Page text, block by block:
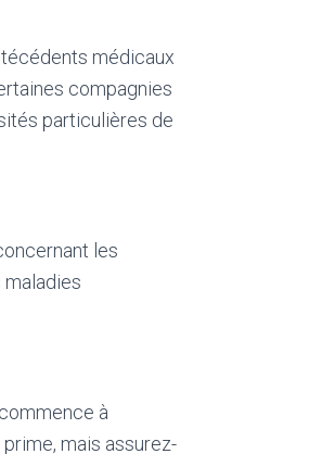
médicaux
compagnies
particulières de
les
à
mais assurez-